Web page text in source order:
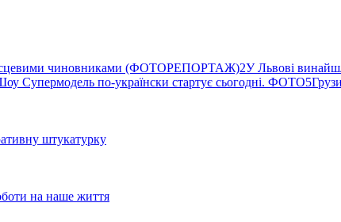
чиновниками (ФОТОРЕПОРТАЖ)2У Львові
Супермодель по-українски стартує сьогодні. ФОТО5
штукатурку
на наше життя